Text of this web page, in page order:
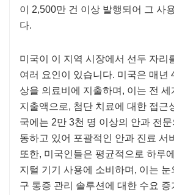
이 2,500만 건 이상 발행되어 그 사
다.
미국이 이 지역 시장에서 선두 자리
여러 요인이 있습니다. 미국은 매년
상을 의료비에 지출하며, 이는 전
지출액으로, 첨단 치료에 대한 접근
국에는 2만 3천 명 이상의 안과 전
동하고 있어 포괄적인 안과 진료 서
또한, 미국인들은 평균적으로 하루
지털 기기 사용에 소비하며, 이는
구 통증 관리 솔루션에 대한 수요